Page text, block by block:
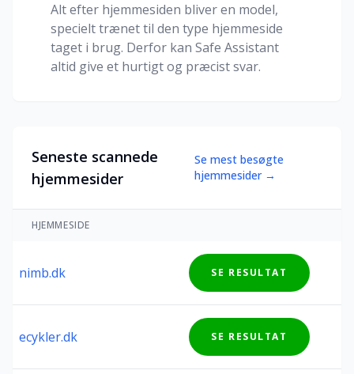
Alt efter hjemmesiden bliver en model,
specielt trænet til den type hjemmeside
taget i brug. Derfor kan Safe Assistant
altid give et hurtigt og præcist svar.
Seneste scannede
hjemmesider
Se mest besøgte
hjemmesider →
HJEMMESIDE
nimb.dk SE RESULTAT
ecykler.dk SE RESULTAT